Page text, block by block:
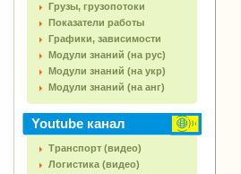
Грузы, грузопотоки
Показатели работы
Графики, зависимости
Модули знаний (на рус)
Модули знаний (на укр)
Модули знаний (на анг)
Youtube канал
Транспорт (видео)
Логистика (видео)